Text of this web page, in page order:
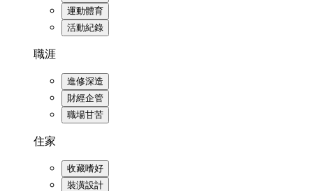
運動體育
活動紀錄
職涯
進修深造
財經企管
職場甘苦
住家
收藏嗜好
裝潢設計